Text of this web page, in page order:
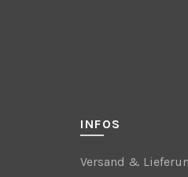
INFOS
Versand &